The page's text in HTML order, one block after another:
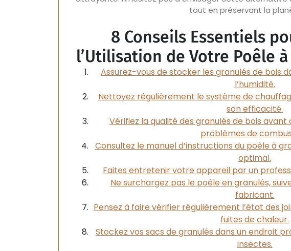
tout en préservant la
8 Conseils Essentiels
l’Utilisation de Votre Poêle
Assurez-vous de stocker les granulés de bois
l’humidité.
Nettoyez régulièrement le système de
son efficacité.
Vérifiez la qualité des granulés de bois
problèmes de
Consultez le manuel d’instructions du poêle à
optimal.
Faites entretenir votre appareil par un
Ne surchargez pas le poêle en granulés,
fabricant.
Pensez à faire vérifier régulièrement l’état des
fuites de chaleur.
Stockez vos sacs de granulés dans un endroit
insectes.